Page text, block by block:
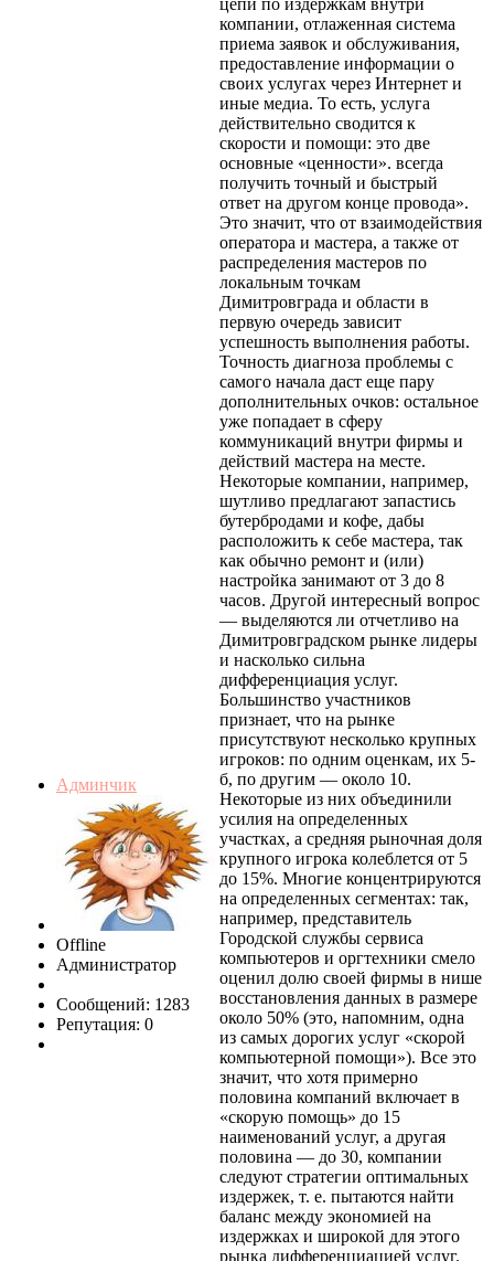
Админчик
Offline
Администратор
Сообщений: 1283
Репутация: 0
цепи по издержкам внутри
компании, отлаженная система
приема заявок и обслуживания,
предоставление информации о
своих услугах через Интернет и
иные медиа. То есть, услуга
действительно сводится к
скорости и помощи: это две
основные «ценности». всегда
получить точный и быстрый
ответ на другом конце провода».
Это значит, что от взаимодействия
оператора и мастера, а также от
распределения мастеров по
локальным точкам
Димитровграда и области в
первую очередь зависит
успешность выполнения работы.
Точность диагноза проблемы с
самого начала даст еще пару
дополнительных очков: остальное
уже попадает в сферу
коммуникаций внутри фирмы и
действий мастера на месте.
Некоторые компании, например,
шутливо предлагают запастись
бутербродами и кофе, дабы
расположить к себе мастера, так
как обычно ремонт и (или)
настройка занимают от 3 до 8
часов. Другой интересный вопрос
— выделяются ли отчетливо на
Димитровградском рынке лидеры
и насколько сильна
дифференциация услуг.
Большинство участников
признает, что на рынке
присутствуют несколько крупных
игроков: по одним оценкам, их 5-
б, по другим — около 10.
Некоторые из них объединили
усилия на определенных
участках, а средняя рыночная доля
крупного игрока колеблется от 5
до 15%. Многие концентрируются
на определенных сегментах: так,
например, представитель
Городской службы сервиса
компьютеров и оргтехники смело
оценил долю своей фирмы в нише
восстановления данных в размере
около 50% (это, напомним, одна
из самых дорогих услуг «скорой
компьютерной помощи»). Все это
значит, что хотя примерно
половина компаний включает в
«скорую помощь» до 15
наименований услуг, а другая
половина — до 30, компании
следуют стратегии оптимальных
издержек, т. е. пытаются найти
баланс между экономией на
издержках и широкой для этого
рынка дифференциацией услуг.